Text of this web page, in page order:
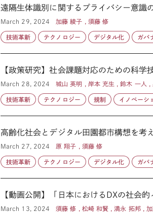
遠隔生体識別に関するプライバシー意識
March 29, 2024 加藤 綾子 , 須藤 修
技術革新 テクノロジー デジタル化 ガバ
【政策研究】社会課題対応のための科学
March 28, 2024 城山 英明 , 岸本 充生 , 鈴木 一人 ,
技術革新 テクノロジー 規制 イノベーシ
高齢化社会とデジタル田園都市構想を考
March 27, 2024 原 翔子 , 須藤 修
技術革新 テクノロジー デジタル化 ガバ
【動画公開】「日本におけるDXの社会
March 13, 2024 須藤 修 , 松崎 和賢 , 満永 拓邦 ,